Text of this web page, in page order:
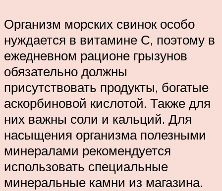
Организм морских свинок особо
нуждается в витамине С, поэтому в
ежедневном рационе грызунов
обязательно должны
присутствовать продукты, богатые
аскорбиновой кислотой. Также для
них важны соли и кальций. Для
насыщения организма полезными
минералами рекомендуется
использовать специальные
минеральные камни из магазина.